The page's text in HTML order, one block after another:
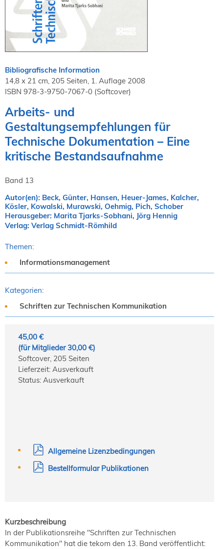
NORDIC TechKomm Kopenhagen
23.-24. September 2026
tekom-Jahrestagung 2026
10.-12. November, 2026 in Stuttgart
Mitglied werden
Expertenrat
Stellenangebote
Stellengesuche
Dienstleister
Regionalgruppen
Bibliografische Information
14,8 x 21 cm, 205 Seiten, 1. Auflage 2008
ISBN 978-3-9750-7067-0 (Softcover)
Arbeits- und
Gestaltungsempfehlungen für
Technische Dokumentation – Eine
kritische Bestandsaufnahme
Band 13
Autor(en): Beck, Günter, Hansen, Heuer-James, Kalcher,
Kösler, Kowalski, Murawski, Oehmig, Pich, Schober
Herausgeber: Marita Tjarks-Sobhani, Jörg Hennig
Verlag: Verlag Schmidt-Römhild
Themen:
Informationsmanagement
Kategorien:
Schriften zur Technischen Kommunikation
45,00 €
(für Mitglieder 30,00 €)
Softcover, 205 Seiten
Lieferzeit: Ausverkauft
Status: Ausverkauft
Allgemeine Lizenzbedingungen
Bestellformular Publikationen
Kurzbeschreibung
In der Publikationsreihe "Schriften zur Technischen
Kommunikation" hat die tekom den 13. Band veröffentlicht: